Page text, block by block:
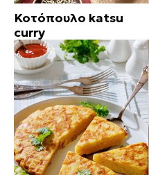
Κοτόπουλο katsu
curry